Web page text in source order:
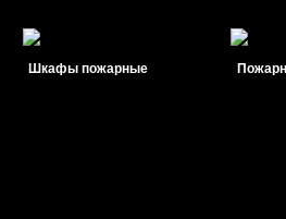
Шкафы пожарные